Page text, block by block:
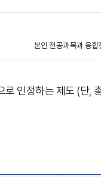
본인 전공과목과 융
인정하는 제도 (단,